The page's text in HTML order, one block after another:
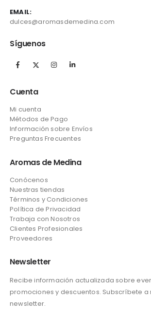
EMAIL:
dulces@aromasdemedina.com
Síguenos
Cuenta
Mi cuenta
Métodos de Pago
Información sobre Envíos
Preguntas Frecuentes
Aromas de Medina
Conócenos
Nuestras tiendas
Términos y Condiciones
Política de Privacidad
Trabaja con Nosotros
Clientes Profesionales
Proveedores
Newsletter
Recibe información actualizada sobre
promociones y descuentos. Subscríbete a
newsletter.